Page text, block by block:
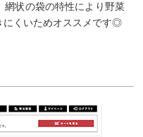
網状の袋の特性により野菜
にくいためオススメです◎